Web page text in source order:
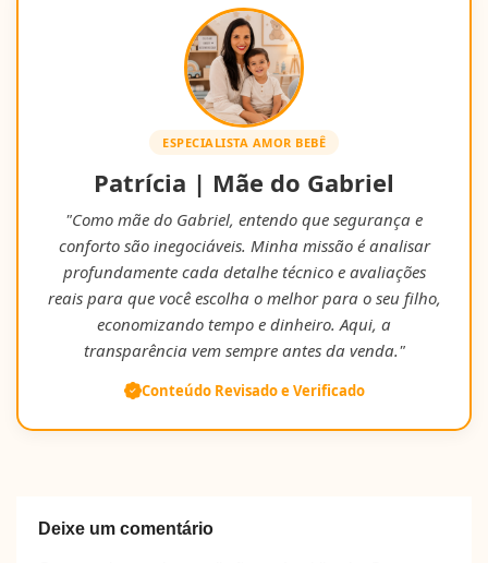
ESPECIALISTA AMOR BEBÊ
Patrícia | Mãe do Gabriel
"Como mãe do Gabriel, entendo que segurança e
conforto são inegociáveis. Minha missão é analisar
profundamente cada detalhe técnico e avaliações
reais para que você escolha o melhor para o seu filho,
economizando tempo e dinheiro. Aqui, a
transparência vem sempre antes da venda."
Conteúdo Revisado e Verificado
Deixe um comentário